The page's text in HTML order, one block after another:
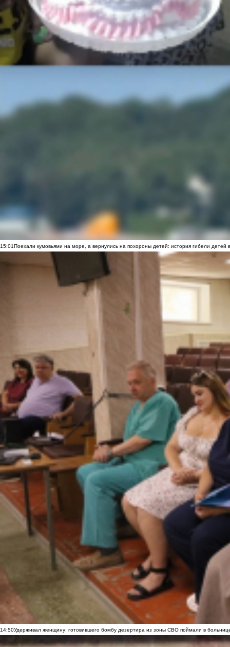
15:01Поехали кумовьями на море, а вернулись на похороны детей: история гибели детей
14:50Удерживал женщину: готовившего бомбу дезертира из зоны СВО поймали в